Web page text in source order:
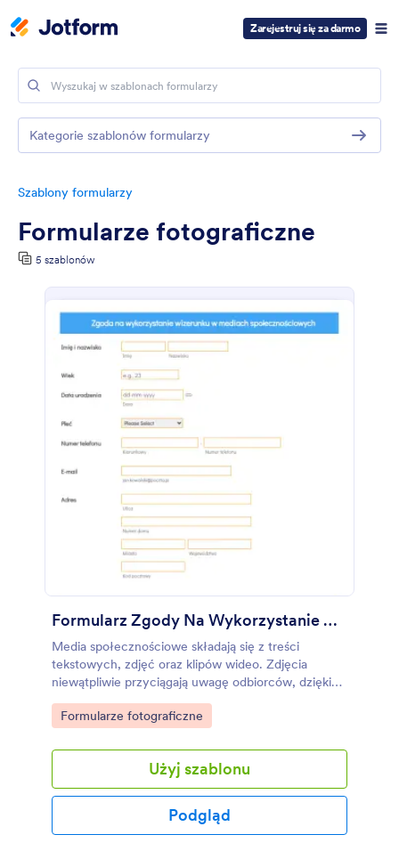
Zarejestruj się za darmo
Szablony formularzy
Formularze fotograficzne
5 szablonów
Formularz Zgody Na Wykorzystanie Wizerunku
Media społecznościowe składają się z treści
tekstowych, zdjęć oraz klipów wideo. Zdjęcia
niewątpliwie przyciągają uwagę odbiorców, dzięki
czemu pomagają zwiększyć zainteresowanie
oferowanymi produktami i usługami. Skorzystaj z
wykorzystanie wizerunku w mediach
społecznościowych, by zebrać od klientów
zezwolenia na udostępnienie wykonanych przez
Ciebie zdjęć w celach promocyjnych. Promowanie
swojego portfolio na mediach społecznościowych
Go to Category:
Formularze fotograficzne
Użyj szablonu
Podgląd
Kategorie szablonów formularzy